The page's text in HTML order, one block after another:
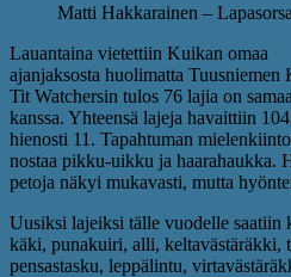
Matti Hakkarainen –
Lauantaina vietettiin Kuikan omaa
ajanjaksosta huolimatta Tuusniemen
Tit Watchersin tulos 76 lajia on
kanssa. Yhteensä lajeja havaittiin
hienosti 11. Tapahtuman
nostaa pikku-uikku ja haarahaukka.
petoja näkyi mukavasti, mutta
Uusiksi lajeiksi tälle vuodelle
käki, punakuiri, alli, keltavästäräkki,
pensastasku, leppälintu,